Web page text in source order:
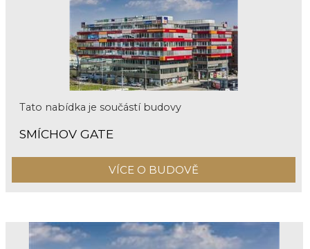
Tato nabídka je součástí budovy
SMÍCHOV GATE
VÍCE O BUDOVĚ